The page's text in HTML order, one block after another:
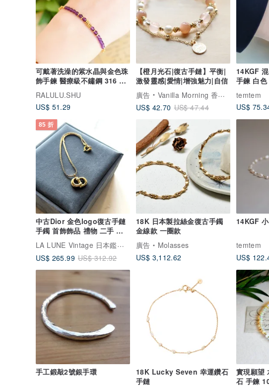
可戴著洗澡的紫水晶與金色珠
飾手鍊 醫療級不鏽鋼 316 適
RALULU.SHU
US$ 51.29
【橙月光石|復古手鏈】平衡|
激發靈感|愛情|增強魅力|自信
廣告
Vanilla Morning 香草的早上
US$ 42.70 US$ 47.44
14KGF
手鍊 白色
temtem
US$
85 折
中古Dior 金色logo復古手鏈
手鐲 首飾飾品 禮物 二手 古
董配件
LA LUNE Vintage 日本鑑證古董品選物店
US$ 265.99 US$ 312.92
18K 日本製拉絲金復古手鐲
金線款 一圈款
廣告
Molasses
US$ 3,112.62
14KGF
temtem
US$
手工鍛敲2號銀手環
18K Lucky Seven 幸運鑽石
手鏈
實現願望
石 手鍊